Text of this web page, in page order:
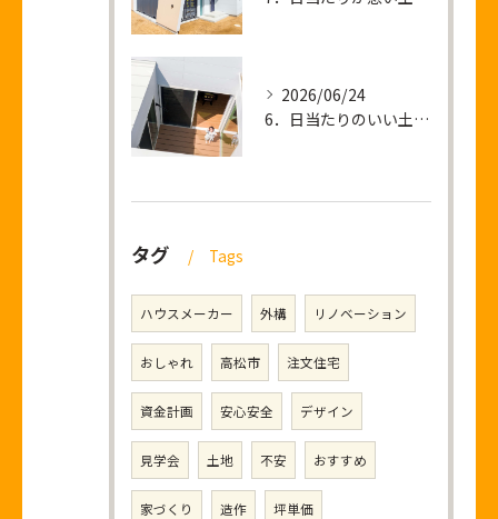
2026/06/24
6．日当たりのいい土地を買って後悔すること
タグ Tags
ハウスメーカー 外構 リノベーション
おしゃれ 高松市 注文住宅
資金計画 安心安全 デザイン
見学会 土地 不安 おすすめ
家づくり 造作 坪単価